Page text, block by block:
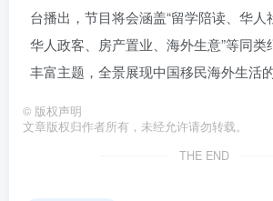
台播出，节目将会涵盖“留学陪读、华人
华人政客、房产置业、海外生意”等同类
丰富主题，全景展现中国移民海外生活的
© 版权声明
文章版权归作者所有，未经允许请勿转载。
THE END